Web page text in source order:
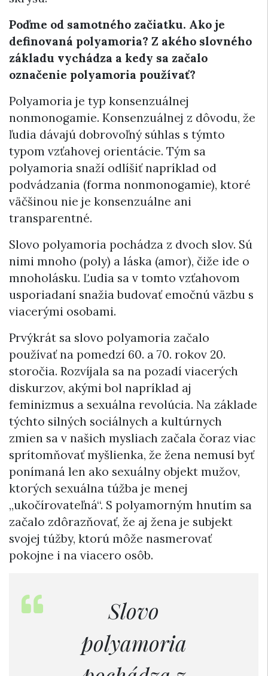
Poďme od samotného začiatku. Ako je
definovaná polyamoria? Z akého slovného
základu vychádza a kedy sa začalo
označenie polyamoria používať?
Polyamoria je typ konsenzuálnej
nonmonogamie. Konsenzuálnej z dôvodu, že
ľudia dávajú dobrovoľný súhlas s týmto
typom vzťahovej orientácie. Tým sa
polyamoria snaží odlíšiť napríklad od
podvádzania (forma nonmonogamie), ktoré
väčšinou nie je konsenzuálne ani
transparentné.
Slovo polyamoria pochádza z dvoch slov. Sú
nimi mnoho (poly) a láska (amor), čiže ide o
mnoholásku. Ľudia sa v tomto vzťahovom
usporiadaní snažia budovať emočnú väzbu s
viacerými osobami.
Prvýkrát sa slovo polyamoria začalo
používať na pomedzí 60. a 70. rokov 20.
storočia. Rozvíjala sa na pozadí viacerých
diskurzov, akými bol napríklad aj
feminizmus a sexuálna revolúcia. Na základe
týchto silných sociálnych a kultúrnych
zmien sa v našich mysliach začala čoraz viac
sprítomňovať myšlienka, že žena nemusí byť
ponímaná len ako sexuálny objekt mužov,
ktorých sexuálna túžba je menej
„ukočírovateľná“. S polyamorným hnutím sa
začalo zdôrazňovať, že aj žena je subjekt
svojej túžby, ktorú môže nasmerovať
pokojne i na viacero osôb.
Slovo
polyamoria